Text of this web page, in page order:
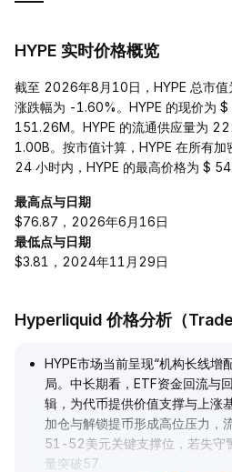
HYPE 实时价格概览
截至 2026年8月10日，HYPE 总市
涨跌幅为 -1.60%。HYPE 的现价为
151.26M。HYPE 的流通供应量为
1.00B。按市值计算，HYPE 在所有
24 小时内，HYPE 的最高价格为 $
最高点与日期
$76.87，2026年6月16日
最低点与日期
$3.81，2024年11月29日
Hyperliquid 价格分析（
HYPE市场当前呈现“机构长线增
局。中长期看，ETF资金回流与
辑，为代币提供价值支撑与上涨
加仓与解锁提币形成高位压力，
51-52美元关键支撑位，若失守
量突破57